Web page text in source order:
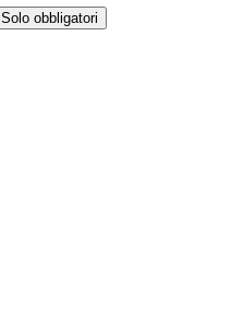
Solo obbligatori